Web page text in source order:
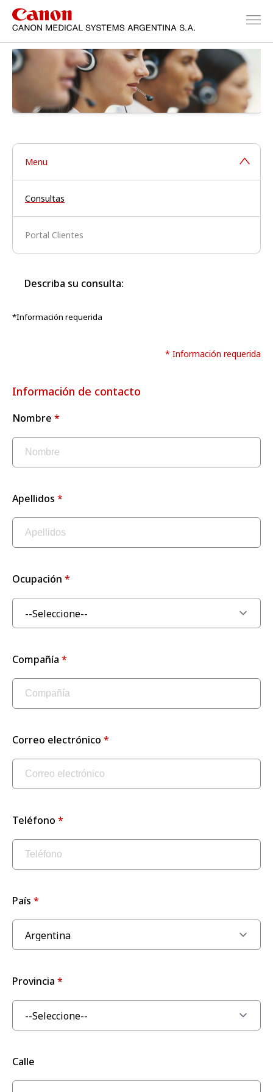
Menu
Consultas
Portal Clientes
Describa su consulta:
*Información requerida
* Información requerida
Información de contacto
Nombre
Apellidos
Ocupación
Compañía
Correo electrónico
Teléfono
País
Provincia
Calle